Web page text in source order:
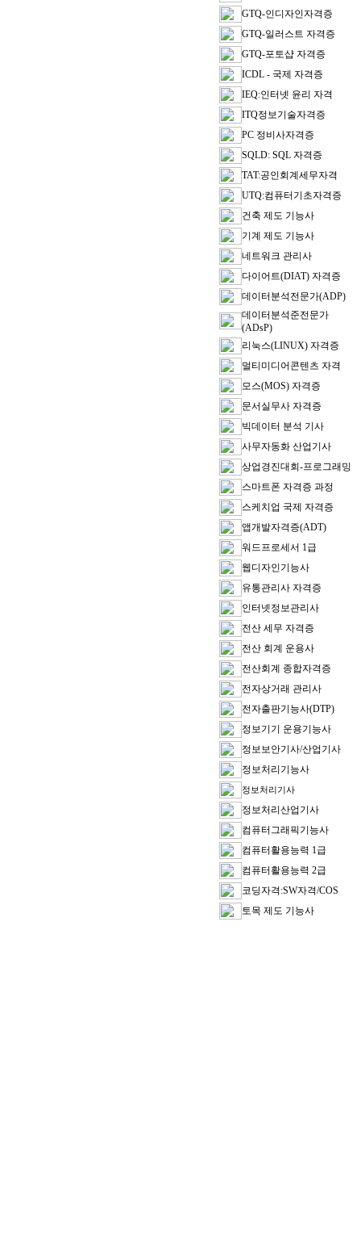
GTQ-인디자인자격증
GTQ-일러스트 자격증
GTQ-포토샵 자격증
ICDL - 국제 자격증
IEQ:인터넷 윤리 자격
ITQ정보기술자격증
PC 정비사자격증
SQLD: SQL 자격증
TAT:공인회계세무자격
UTQ:컴퓨터기초자격증
건축 제도 기능사
기계 제도 기능사
네트워크 관리사
다이어트(DIAT) 자격증
데이터분석전문가(ADP)
데이터분석준전문가
(ADsP)
리눅스(LINUX) 자격증
멀티미디어콘텐츠 자격
모스(MOS) 자격증
문서실무사 자격증
빅데이터 분석 기사
사무자동화 산업기사
상업경진대회-프로그래밍
스마트폰 자격증 과정
스케치업 국제 자격증
앱개발자격증(ADT)
워드프로세서 1급
웹디자인기능사
유통관리사 자격증
인터넷정보관리사
전산 세무 자격증
전산 회계 운용사
전산회계 종합자격증
전자상거래 관리사
전자출판기능사(DTP)
정보기기 운용기능사
정보보안기사/산업기사
정보처리기능사
정보처리기사
정보처리산업기사
컴퓨터그래픽기능사
컴퓨터활용능력 1급
컴퓨터활용능력 2급
코딩자격:SW자격/COS
토목 제도 기능사